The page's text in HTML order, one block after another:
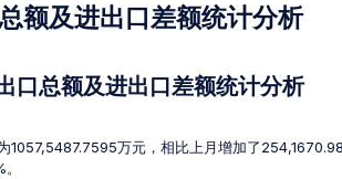
额及进出口差额统计分析
口总额及进出口差额统计分析
1057,5487.7595万元，相比上月增加了